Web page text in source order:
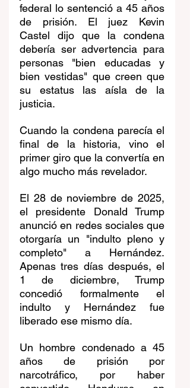
federal lo sentenció a 45 años
de prisión. El juez Kevin
Castel dijo que la condena
debería ser advertencia para
personas "bien educadas y
bien vestidas" que creen que
su estatus las aísla de la
justicia.
Cuando la condena parecía el
final de la historia, vino el
primer giro que la convertía en
algo mucho más revelador.
El 28 de noviembre de 2025,
el presidente Donald Trump
anunció en redes sociales que
otorgaría un "indulto pleno y
completo" a Hernández.
Apenas tres días después, el
1 de diciembre, Trump
concedió formalmente el
indulto y Hernández fue
liberado ese mismo día.
Un hombre condenado a 45
años de prisión por
narcotráfico, por haber